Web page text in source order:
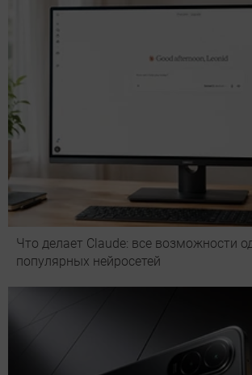
Что делает Сlaude: все возможности
популярных нейросетей